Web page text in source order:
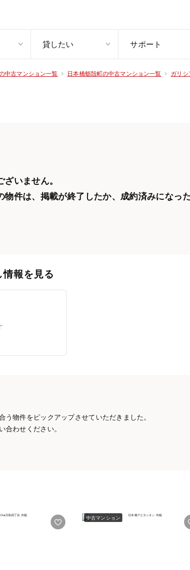
貸したい サポート
中古マンション一覧 日本橋蛎殻町の中古マンション一覧 ガリシ
ざいません。
物件は、掲載が終了したか、 成約済みになっ
報を見る
う物件をピックアップさせていただきました。
合わせください。
中古マンション